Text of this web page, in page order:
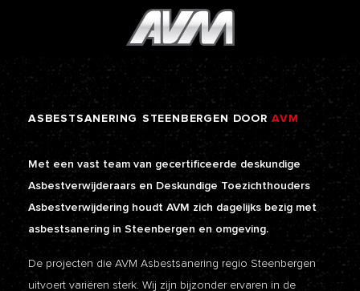
ASBESTSANERING STEENBERGEN DOOR AVM
Met een vast team van gecertificeerde deskundige
Asbestverwijderaars en Deskundige Toezichthouders
Asbestverwijdering houdt AVM zich dagelijks bezig met
asbestsanering in Steenbergen en omgeving.
De projecten die AVM Asbestsanering regio Steenbergen
uitvoert variëren sterk. Wij zijn bijzonder ervaren in de